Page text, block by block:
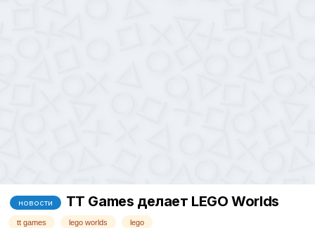
новости TT Games делает LEGO Worlds
tt games lego worlds lego